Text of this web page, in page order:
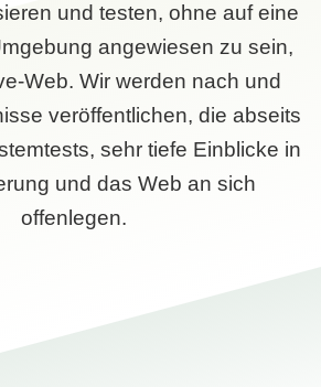
und testen, ohne auf eine
angewiesen zu sein,
Web. Wir werden nach und
veröffentlichen, die abseits
sehr tiefe Einblicke in
und das Web an sich
offenlegen.